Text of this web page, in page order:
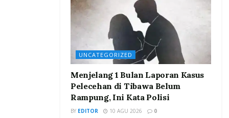
UNCATEGORIZED
Menjelang 1 Bulan Laporan Kasus
Pelecehan di Tibawa Belum
Rampung, Ini Kata Polisi
BY EDITOR 10 AGU 2026 0